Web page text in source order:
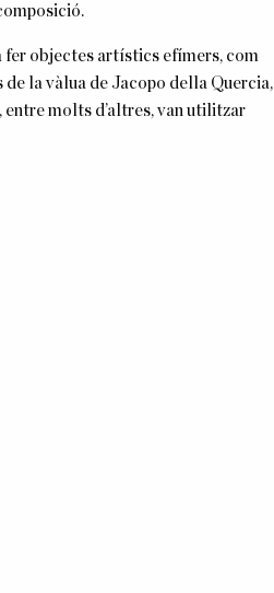
fer objectes artístics efímers, com
la vàlua de Jacopo della Quercia,
molts d’altres, van utilitzar